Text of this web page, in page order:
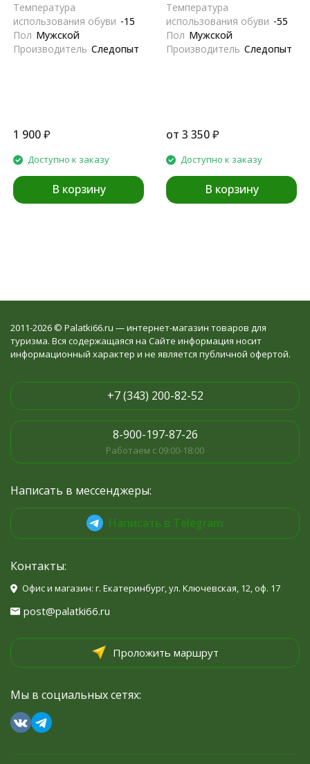
Температура
использования обуви -15
Пол Мужской
Производитель Следопыт
1 900₽
Доступно к заказу
В корзину
Температура
использования обуви -55
Пол Мужской
Производитель Следопыт
от 3 350₽
Доступно к заказу
В корзину
2011-2026 © Palatki66.ru — интернет-магазин товаров для
туризма. Вся содержащаяся на Сайте информация носит
информационный характер и не является публичной офертой.
+7 (343) 200-82-52
8-900-197-87-26
Работаем с 09:00-18:00
Написать в мессенджеры:
Написать в Telegram
Контакты:
Офис и магазин: г. Екатеринбург, ул. Ключевская, 12, оф. 17
post@palatki66.ru
Проложить маршрут
Мы в социальных сетях: